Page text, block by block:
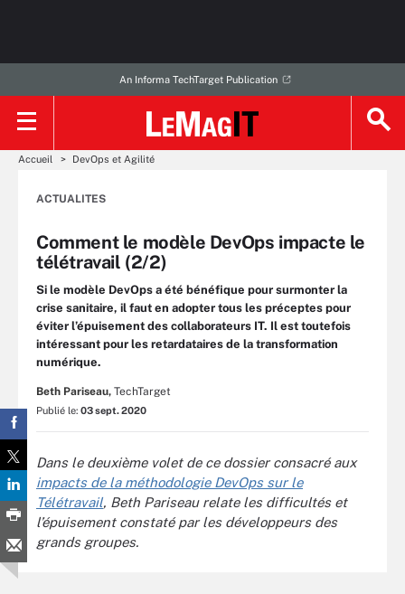
An Informa TechTarget Publication
Accueil DevOps et Agilité
ACTUALITES
Comment le modèle DevOps impacte le
télétravail (2/2)
Si le modèle DevOps a été bénéfique pour surmonter la
crise sanitaire, il faut en adopter tous les préceptes pour
éviter l’épuisement des collaborateurs IT. Il est toutefois
intéressant pour les retardataires de la transformation
numérique.
Beth Pariseau, TechTarget
Publié le: 03 sept. 2020
Dans le deuxième volet de ce dossier consacré aux
impacts de la méthodologie DevOps sur le
Télétravail, Beth Pariseau relate les difficultés et
l’épuisement constaté par les développeurs des
grands groupes.